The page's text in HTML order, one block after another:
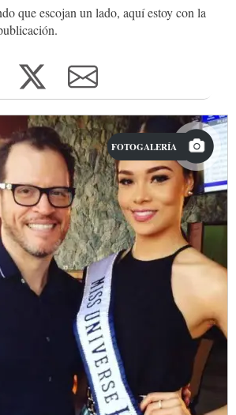
que escojan un lado, aquí estoy con la
FOTOGALERÍA